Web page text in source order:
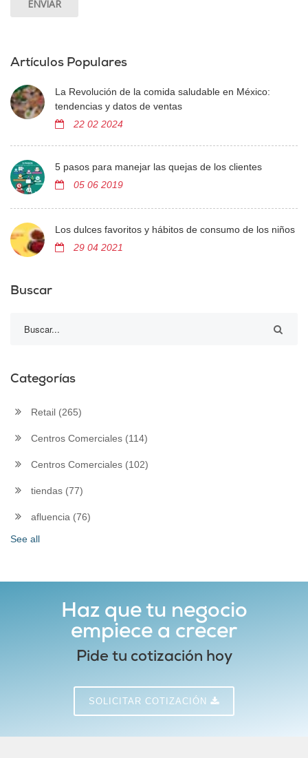
Artículos Populares
La Revolución de la comida saludable en México:
tendencias y datos de ventas
22 02 2024
5 pasos para manejar las quejas de los clientes
05 06 2019
Los dulces favoritos y hábitos de consumo de los niños
29 04 2021
Buscar
Categorías
Retail (265)
Centros Comerciales (114)
Centros Comerciales (102)
tiendas (77)
afluencia (76)
See all
Haz que tu negocio
empiece a crecer
Pide tu cotización hoy
SOLICITAR COTIZACIÓN